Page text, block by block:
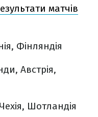
матчів
Фінляндія
Австрія,
Шотландія